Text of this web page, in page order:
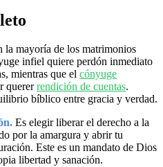
la mayoría de los matrimonios
infiel quiere perdón inmediato
mientras que el cónyuge
quererrendición de cuentas.
bíblico entre gracia y verdad.
Es elegir liberar el derecho a la
por la amargura y abrir tu
Este es un mandato de Dios
libertad y sanación.